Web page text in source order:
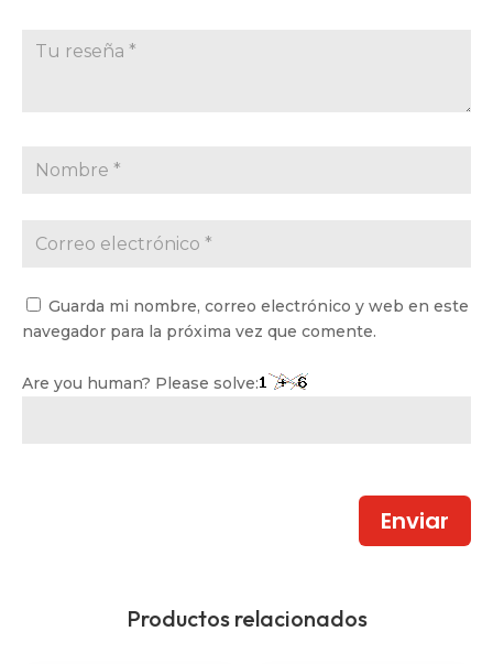
Guarda mi nombre, correo electrónico y web en este
navegador para la próxima vez que comente.
Are you human? Please solve:
Enviar
Productos relacionados